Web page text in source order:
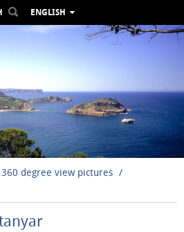
ENGLISH
ESPAÑOL
DEUTSCH
РУССКИЙ
360 degree view pictures